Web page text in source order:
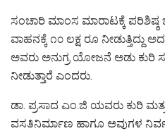
ಸಂಚಾರಿ ಮಾಂಸ ಮಾರಾಟಕ್ಕೆ
ವಾಹನಕ್ಕೆ ೧೦ ಲಕ್ಷ ರೂ ನೀಡುತ್ತಿದ್ದು
ಅವರು ಅನುಗ್ರ ಯೋಜನೆ ಅಡು ಕುರಿ
ನೀಡುತ್ತಾರೆ ಎಂದರು.
ಡಾ. ಪ್ರಸಾದ ಎಂ.ಜಿ ಯವರು ಕುರಿ
ವಸತಿನಿರ್ಮಾಣ ಹಾಗೂ ಅವುಗಳ